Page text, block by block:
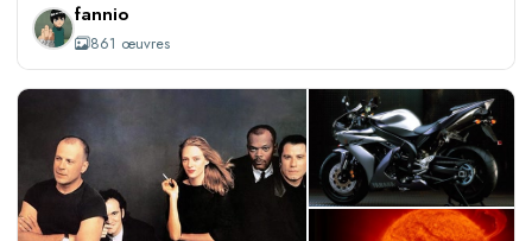
fannio
861 œuvres